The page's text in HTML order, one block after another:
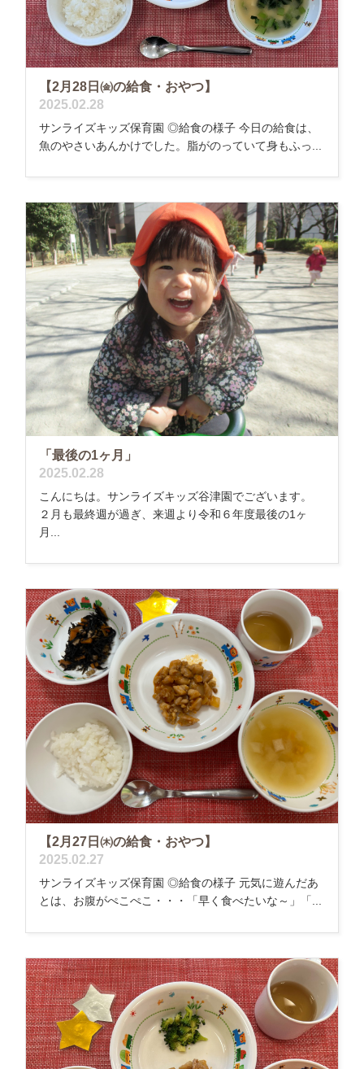
【2月28日㈮の給食・おやつ】
2025.02.28
サンライズキッズ保育園 ◎給食の様子 今日の給食は、
魚のやさいあんかけでした。脂がのっていて身もふっ...
「最後の1ヶ月」
2025.02.28
こんにちは。サンライズキッズ谷津園でございます。
２月も最終週が過ぎ、来週より令和６年度最後の1ヶ
月...
【2月27日㈭の給食・おやつ】
2025.02.27
サンライズキッズ保育園 ◎給食の様子 元気に遊んだあ
とは、お腹がぺこぺこ・・・「早く食べたいな～」「...